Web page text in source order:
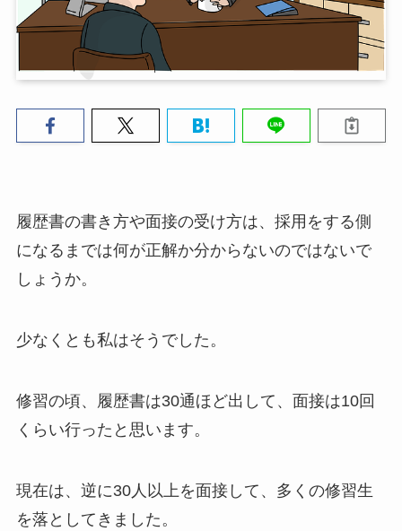
履歴書の書き方や面接の受け方は、採用をする側
になるまでは何が正解か分からないのではないで
しょうか。
少なくとも私はそうでした。
修習の頃、履歴書は30通ほど出して、面接は10回
くらい行ったと思います。
現在は、逆に30人以上を面接して、多くの修習生
を落としてきました。